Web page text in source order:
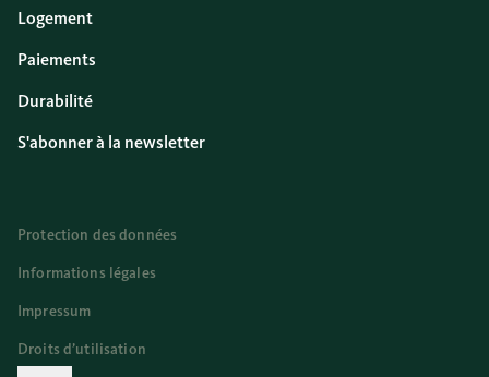
Logement
Paiements
Durabilité
S'abonner à la newsletter
Protection des données
Informations légales
Impressum
Droits d’utilisation